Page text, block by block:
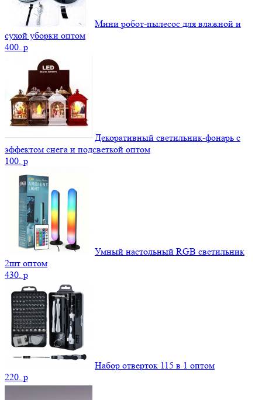
Мини робот-пылесос для влажной и
сухой уборки оптом
400. p
Декоративный светильник-фонарь с
эффектом снега и подсветкой оптом
100. p
Умный настольный RGB светильник
2шт оптом
430. p
Набор отверток 115 в 1 оптом
220. p